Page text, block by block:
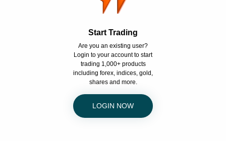
Start Trading
Are you an existing user?
Login to your account to start
trading 1,000+ products
including forex, indices, gold,
shares and more.
LOGIN NOW